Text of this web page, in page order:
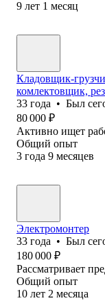
9 лет 1 месяц
Кладовщик-
комлектовщик,
33 года • Был
80 000 ₽
Активно ищет
Общий опыт
3 года 9 месяцев
Электромонтер
33 года • Был
180 000 ₽
Рассматривает
Общий опыт
10 лет 2 месяца